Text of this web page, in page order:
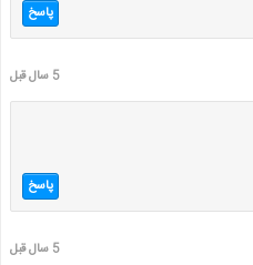
پاسخ
5 سال قبل
پاسخ
5 سال قبل